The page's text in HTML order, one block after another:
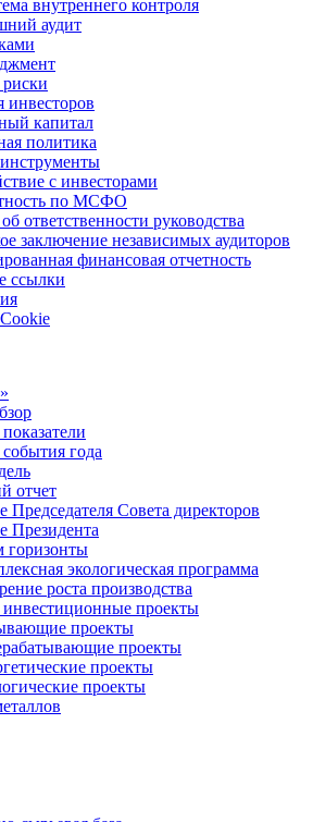
внутреннего контроля
аудит
капитал
политика
с инвеcторами
по МСФО
ответственности руководства
заключение независимых аудиторов
финансовая отчетность
ссылки
года
отчет
Председателя Совета директоров
Президента
горизонты
экологическая программа
роста производства
проекты
проекты
проекты
проекты
проекты